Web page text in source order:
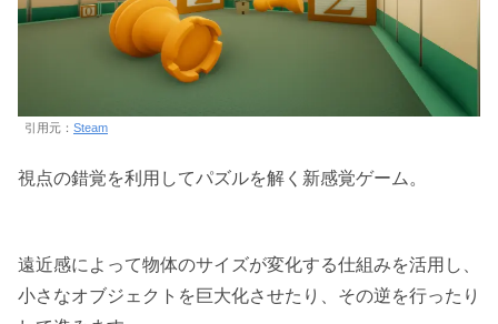
引用元： Steam
視点の錯覚を利用してパズルを解く新感覚ゲーム。
遠近感によって物体のサイズが変化する仕組みを活用し、
小さなオブジェクトを巨大化させたり、その逆を行ったり